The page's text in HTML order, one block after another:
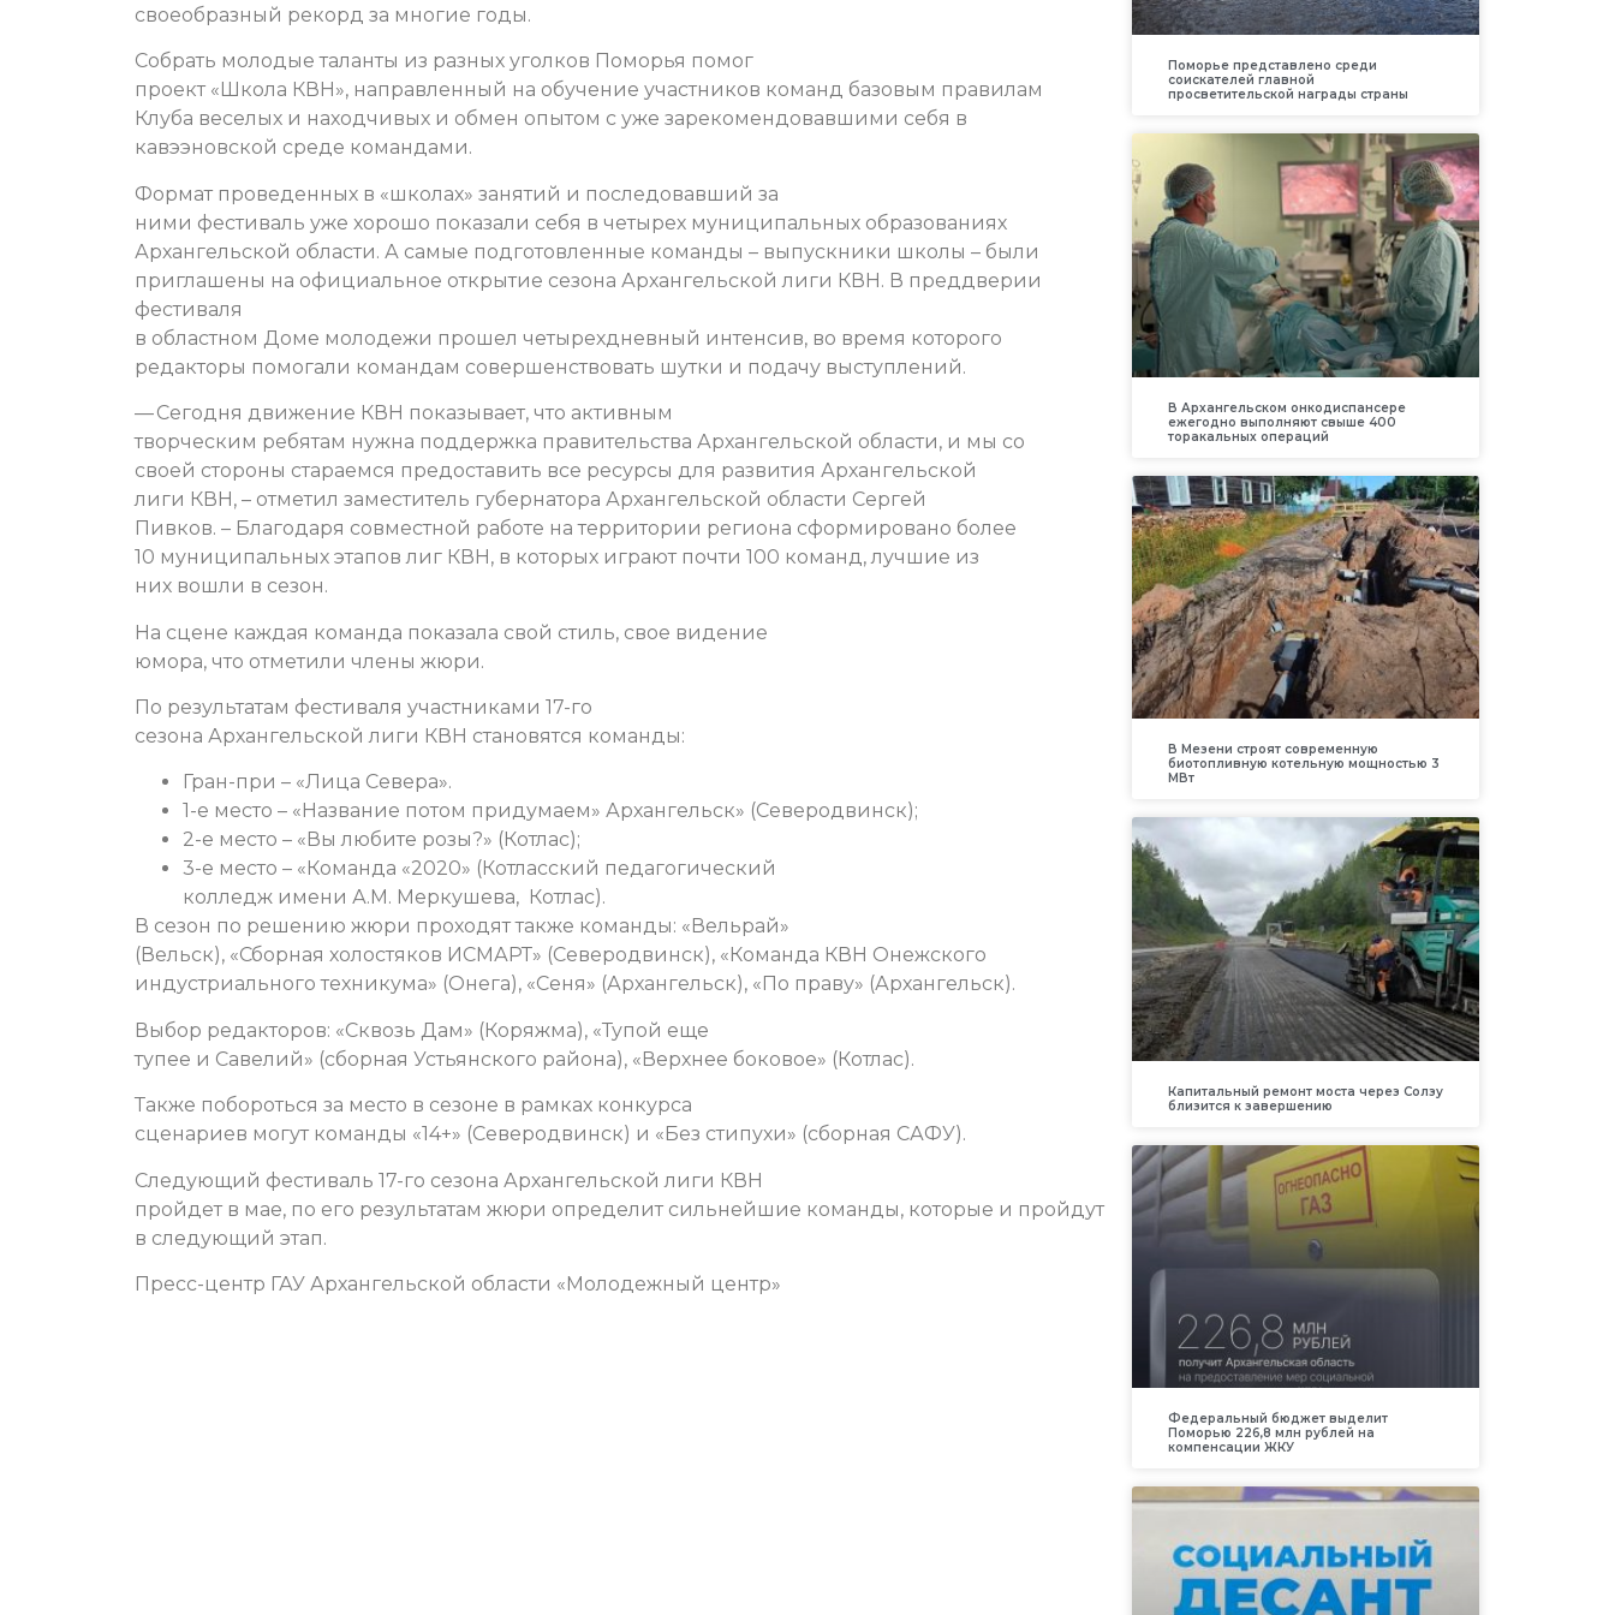
своеобразный рекорд за многие годы.
Собрать молодые таланты из разных уголков Поморья помог
проект «Школа КВН», направленный на обучение участников команд базовым правилам
Клуба веселых и находчивых и обмен опытом с уже зарекомендовавшими себя в
кавээновской среде командами.
Формат проведенных в «школах» занятий и последовавший за
ними фестиваль уже хорошо показали себя в четырех муниципальных образованиях
Архангельской области. А самые подготовленные команды – выпускники школы – были
приглашены на официальное открытие сезона Архангельской лиги КВН. В преддверии
фестиваля
в областном Доме молодежи прошел четырехдневный интенсив, во время которого
редакторы помогали командам совершенствовать шутки и подачу выступлений.
— Сегодня движение КВН показывает, что активным
творческим ребятам нужна поддержка правительства Архангельской области, и мы со
своей стороны стараемся предоставить все ресурсы для развития Архангельской
лиги КВН, – отметил заместитель губернатора Архангельской области Сергей
Пивков. – Благодаря совместной работе на территории региона сформировано более
10 муниципальных этапов лиг КВН, в которых играют почти 100 команд, лучшие из
них вошли в сезон.
На сцене каждая команда показала свой стиль, свое видение
юмора, что отметили члены жюри.
По результатам фестиваля участниками 17-го
сезона Архангельской лиги КВН становятся команды:
Гран-при – «Лица Севера».
1-е место – «Название потом придумаем» Архангельск» (Северодвинск);
2-е место – «Вы любите розы?» (Котлас);
3-е место – «Команда «2020» (Котласский педагогический
колледж имени А.М. Меркушева, Котлас).
В сезон по решению жюри проходят также команды: «Вельрай»
(Вельск), «Сборная холостяков ИСМАРТ» (Северодвинск), «Команда КВН Онежского
индустриального техникума» (Онега), «Сеня» (Архангельск), «По праву» (Архангельск).
Выбор редакторов: «Сквозь Дам» (Коряжма), «Тупой еще
тупее и Савелий» (сборная Устьянского района), «Верхнее боковое» (Котлас).
Также побороться за место в сезоне в рамках конкурса
сценариев могут команды «14+» (Северодвинск) и «Без стипухи» (сборная САФУ).
Следующий фестиваль 17-го сезона Архангельской лиги КВН
пройдет в мае, по его результатам жюри определит сильнейшие команды, которые и пройдут
в следующий этап.
Пресс-центр ГАУ Архангельской области «Молодежный центр»
Поморье представлено среди
соискателей главной
просветительской награды страны
В Архангельском онкодиспансере
ежегодно выполняют свыше 400
торакальных операций
В Мезени строят современную
биотопливную котельную мощностью 3
МВт
Капитальный ремонт моста через Солзу
близится к завершению
Федеральный бюджет выделит
Поморью 226,8 млн рублей на
компенсации ЖКУ